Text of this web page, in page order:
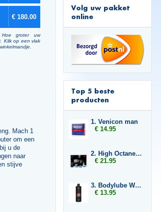
€ 180.00
groter uw
Klik op een vlak
Mach 1
om een
u de
naar
stijve
Volg uw pakket
online
Top 5 beste
producten
1. Venicon man
€ 14.95
2. High Octane Titan
€ 21.95
3. Bodylube Water Based 500ml
€ 13.95